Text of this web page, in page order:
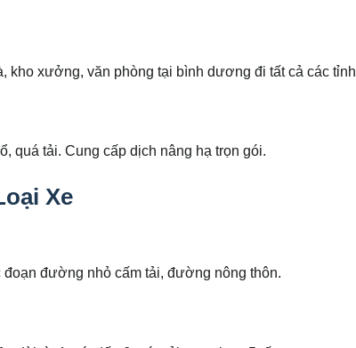
kho xưởng, văn phòng tại bình dương đi tất cả các tỉnh.
quá tải. Cung cấp dịch nâng hạ trọn gói.
Xe
đường nhỏ cấm tải, đường nông thôn.